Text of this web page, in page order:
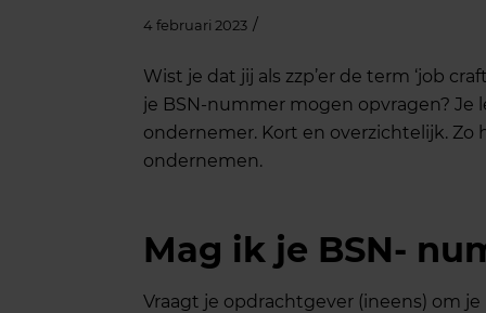
4 februari 2023 /
Wist je dat jij als zzp’er de term ‘job
je BSN-nummer mogen opvragen? Je
ondernemer. Kort en overzichtelijk.
ondernemen.
Mag ik je BSN-
Vraagt je opdrachtgever (ineens) om